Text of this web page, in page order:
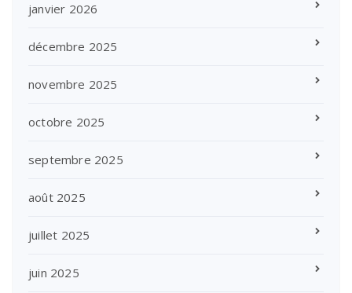
janvier 2026
décembre 2025
novembre 2025
octobre 2025
septembre 2025
août 2025
juillet 2025
juin 2025